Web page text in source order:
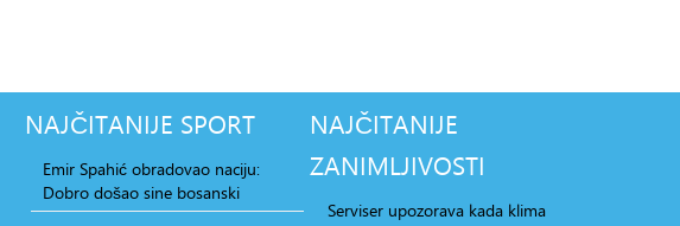
NAJČITANIJE SPORT
Emir Spahić obradovao naciju:
Dobro došao sine bosanski
NAJČITANIJE
ZANIMLJIVOSTI
Serviser upozorava kada klima